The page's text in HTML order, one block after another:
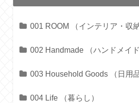
001 ROOM （インテリア・収納
002 Handmade （ハンドメイド
003 Household Goods （日用品
004 Life （暮らし）